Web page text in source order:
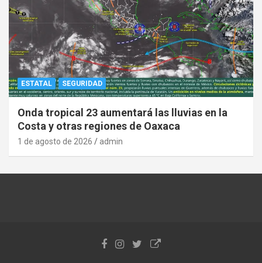
ESTATAL SEGURIDAD
Onda tropical 23 aumentará las lluvias en la
Costa y otras regiones de Oaxaca
1 de agosto de 2026 admin